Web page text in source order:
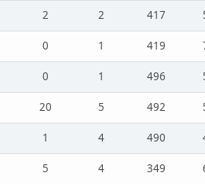
2 2 417
0 1 419
0 1 496
20 5 492
1 4 490
5 4 349